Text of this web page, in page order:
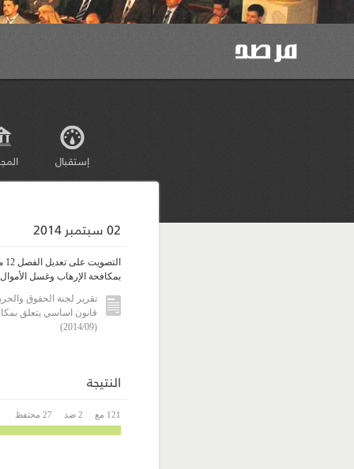
إستقبال
02 سبتمبر 2014
بمكافحة الإرهاب وغسل الأموال
تقرير لجنة الحقوق
قانون اساسي يتعلق
(2014/09)
النتيجة
121 مع 2 ضد 27 محتفظ